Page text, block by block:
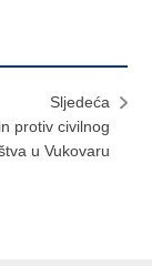
Sljedeća
protiv civilnog
u Vukovaru